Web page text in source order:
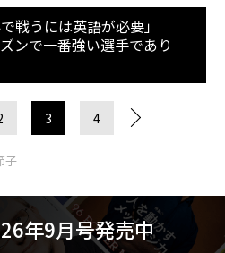
で戦うには英語が必要」
ズンで一番強い選手であり
3 4
子
年9月号発売中